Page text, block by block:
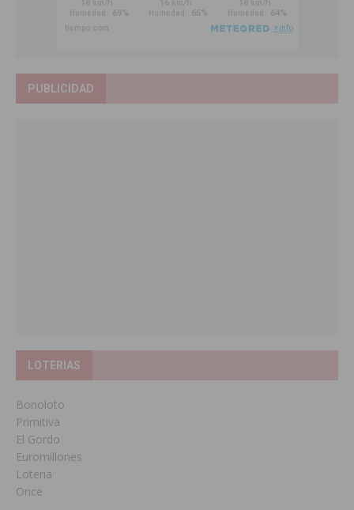
PUBLICIDAD
LOTERIAS
Bonoloto
Primitiva
El Gordo
Euromillones
Loteria
Once